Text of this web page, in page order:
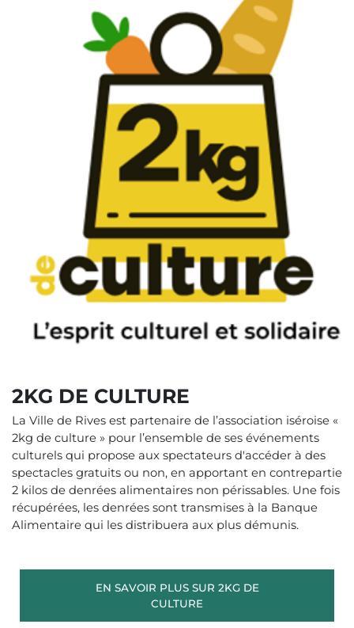
2KG DE CULTURE
La Ville de Rives est partenaire de l’association iséroise «
2kg de culture » pour l’ensemble de ses événements
culturels qui propose aux spectateurs d'accéder à des
spectacles gratuits ou non, en apportant en contrepartie
2 kilos de denrées alimentaires non périssables. Une fois
récupérées, les denrées sont transmises à la Banque
Alimentaire qui les distribuera aux plus démunis.
EN SAVOIR PLUS SUR 2KG DE
CULTURE